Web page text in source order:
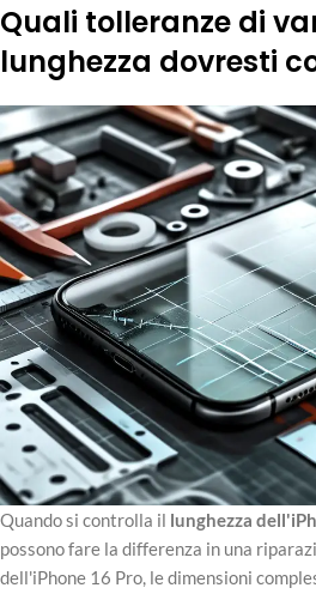
Quali tolleranze di
lunghezza dovresti
Quando si controlla il lunghezza
possono fare la differenza in una
dell'iPhone 16 Pro, le dimensioni